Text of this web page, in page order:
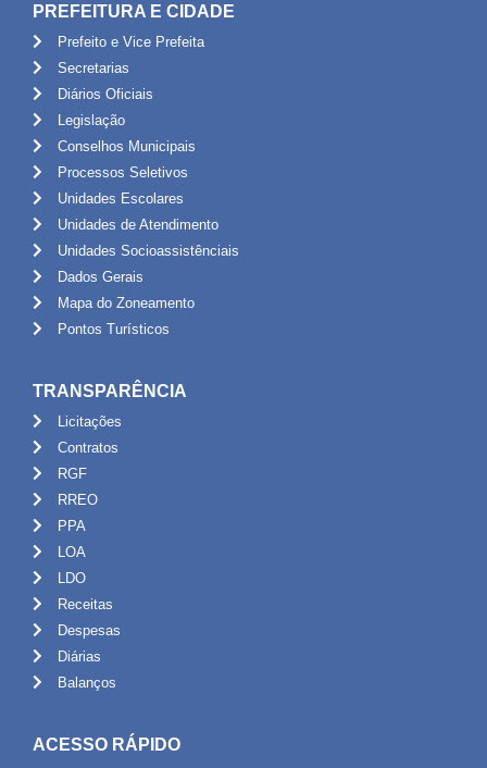
PREFEITURA E CIDADE
Prefeito e Vice Prefeita
Secretarias
Diários Oficiais
Legislação
Conselhos Municipais
Processos Seletivos
Unidades Escolares
Unidades de Atendimento
Unidades Socioassistênciais
Dados Gerais
Mapa do Zoneamento
Pontos Turísticos
TRANSPARÊNCIA
Licitações
Contratos
RGF
RREO
PPA
LOA
LDO
Receitas
Despesas
Diárias
Balanços
ACESSO RÁPIDO